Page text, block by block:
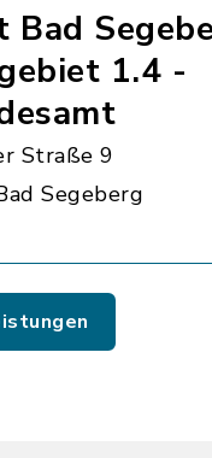
Bad
1.4 -
Straße 9
Segeberg